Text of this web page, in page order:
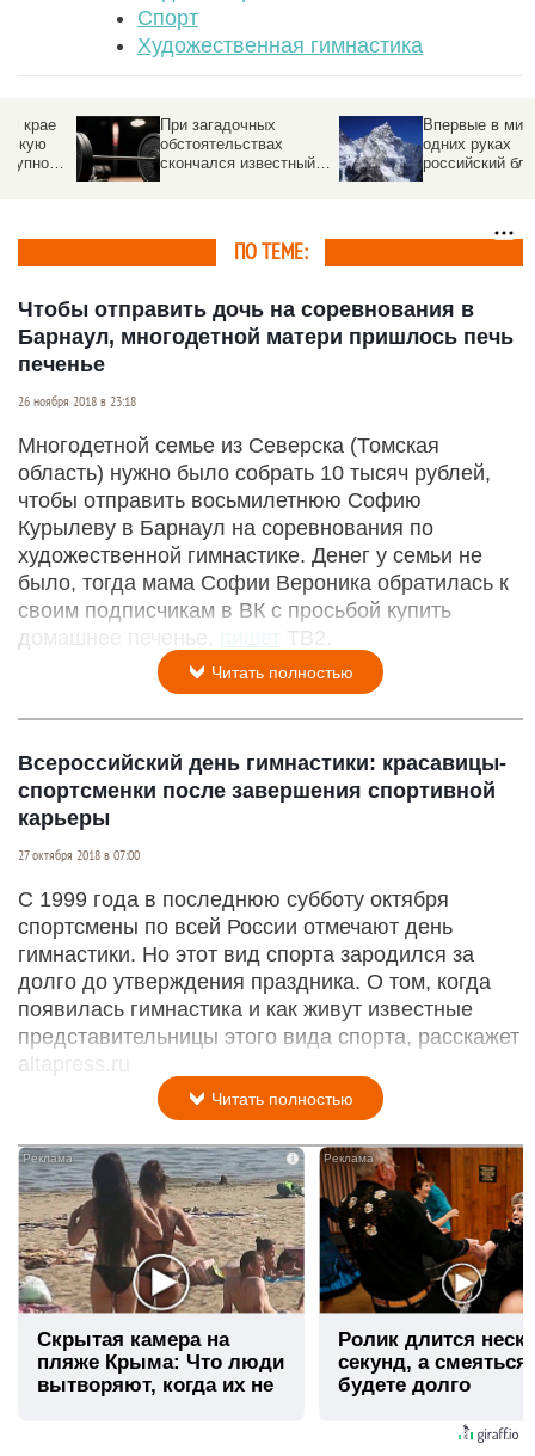
Спорт
Художественная гимнастика
При загадочных
обстоятельствах
скончался известный
спортсмен
Впервые в мире на
одних руках
российский блогер
взошел на Эверест
ПО ТЕМЕ:
Чтобы отправить дочь на соревнования в
Барнаул, многодетной матери пришлось печь
печенье
26 ноября 2018 в 23:18
Многодетной семье из Северска (Томская
область) нужно было собрать 10 тысяч рублей,
чтобы отправить восьмилетнюю Софию
Курылеву в Барнаул на соревнования по
художественной гимнастике. Денег у семьи не
было, тогда мама Софии Вероника обратилась к
своим подписчикам в ВК с просьбой купить
домашнее печенье,
ТВ2.
Читать полностью
Всероссийский день гимнастики: красавицы-
спортсменки после завершения спортивной
карьеры
27 октября 2018 в 07:00
С 1999 года в последнюю субботу октября
спортсмены по всей России отмечают день
гимнастики. Но этот вид спорта зародился за
долго до утверждения праздника. О том, когда
появилась гимнастика и как живут известные
представительницы этого вида спорта, расскажет
altapress.ru
Читать полностью
i
Скрытая камера на
пляже Крыма: Что люди
вытворяют, когда их не
Ролик длится
секунд, а
будете долго